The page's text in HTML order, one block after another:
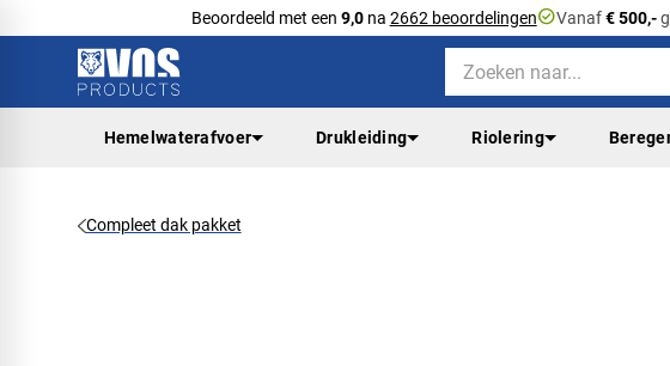
Beoordeeld met een 9,0na 2662 beoordelingencheck_circleVanaf€ 500,-
Hemelwaterafvoer Drukleiding Riolering
Compleet dak pakket